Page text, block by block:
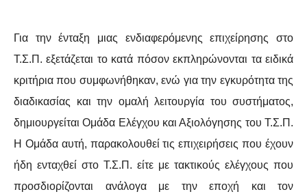
Για την ένταξη μιας ενδιαφερόμενης επιχείρησης στο
Τ.Σ.Π. εξετάζεται το κατά πόσον εκπληρώνονται τα ειδικά
κριτήρια που συμφωνήθηκαν, ενώ για την εγκυρότητα της
διαδικασίας και την ομαλή λειτουργία του συστήματος,
δημιουργείται Ομάδα Ελέγχου και Αξιολόγησης του Τ.Σ.Π.
Η Ομάδα αυτή, παρακολουθεί τις επιχειρήσεις που έχουν
ήδη ενταχθεί στο Τ.Σ.Π. είτε με τακτικούς ελέγχους που
προσδιορίζονται ανάλογα με την εποχή και τον